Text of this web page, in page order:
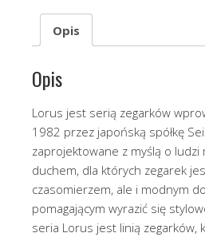
Opis
Opis
Lorus jest serią zegarków
1982 przez japońską spółkę
zaprojektowane z myślą o ludzi
duchem, dla których zegarek
czasomierzem, ale i modnym
pomagającym wyrazić się
seria Lorus jest linią zegarków,